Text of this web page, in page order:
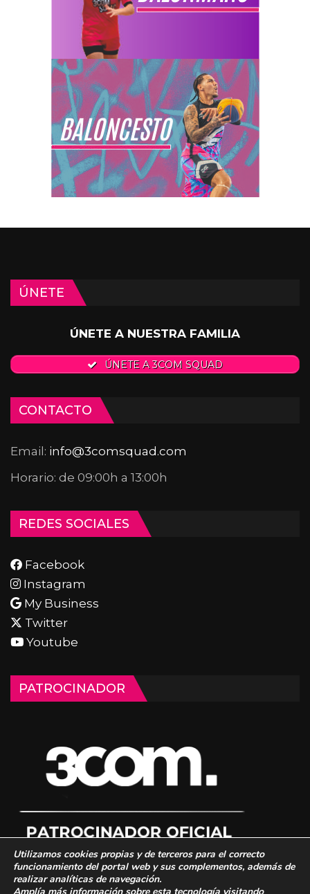
ÚNETE
ÚNETE A NUESTRA FAMILIA
ÚNETE A 3COM SQUAD
CONTACTO
Email: info@3comsquad.com
Horario: de 09:00h a 13:00h
REDES SOCIALES
Facebook
Instagram
My Business
Twitter
Youtube
PATROCINADOR
Utilizamos cookies propias y de terceros para el correcto
funcionamiento del portal web y sus complementos, además de
realizar analíticas de navegación.